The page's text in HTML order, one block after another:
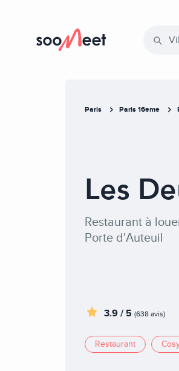
Paris Paris 16eme
Les
Restaurant à
Porte d'Auteuil
3.9 / 5 (638 avis)
Restaurant
Votre événement